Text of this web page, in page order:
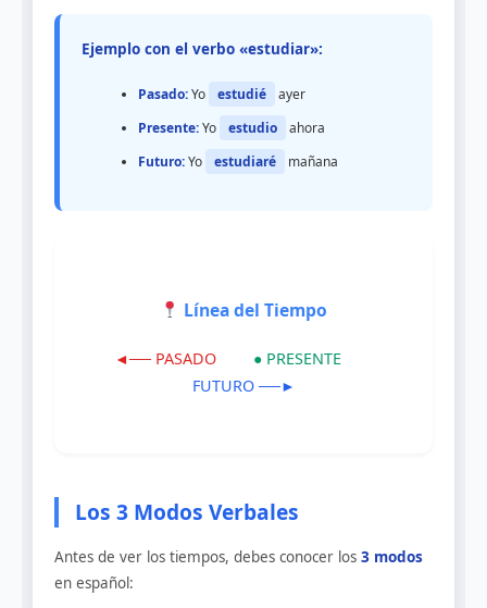
Ejemplo con el verbo «estudiar»:
Pasado:Yo estudié
ayer
Presente:Yo estudio
ahora
Futuro:Yo estudiaré mañana
Línea del Tiempo
◄── PASADO
● PRESENTE
FUTURO ──►
Los 3 Modos Verbales
Antes de ver los tiempos, debes conocer los 3 modos
en español: